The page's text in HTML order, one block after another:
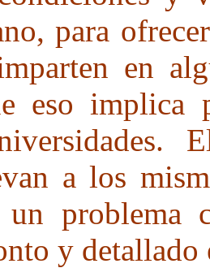
para
en
eso implica
a los
problema
y detallado